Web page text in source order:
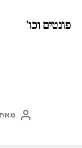
פונטים וכו'
המחבר